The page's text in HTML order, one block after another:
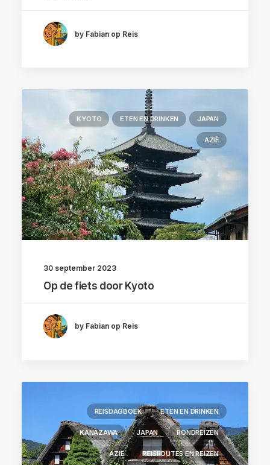
by Fabian op Reis
KYOTO ETEN EN DRINKEN JAPAN
AZIË
30 september 2023
Op de fiets door Kyoto
by Fabian op Reis
REISDAGBOEK ETEN EN DRINKEN
KANAZAWA JAPAN RONDREIZEN
AZIË REISROUTES EN REIZEN